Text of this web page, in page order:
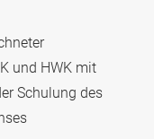
und HWK mit
Schulung des